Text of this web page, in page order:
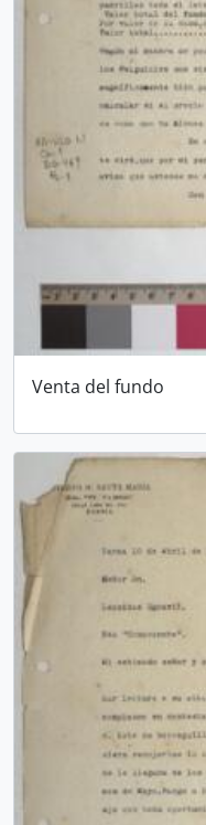
Venta del fundo